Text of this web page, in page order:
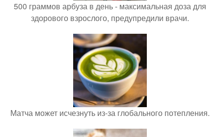
500 граммов арбуза в день - максимальная доза для
здорового взрослого, предупредили врачи.
Матча может исчезнуть из-за глобального потепления.